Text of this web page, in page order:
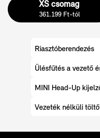
XS csomag
361.199 Ft-tól
Riasztóberendezés
Ülésfűtés a vezető
MINI Head-Up
Vezeték nélküli